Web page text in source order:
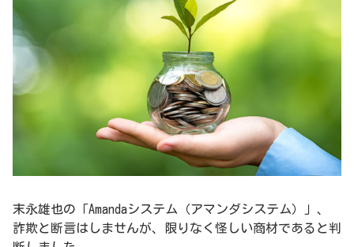
末永雄也の「Amandaシステム（アマンダシステム）」、
詐欺と断言はしませんが、限りなく怪しい商材であると判